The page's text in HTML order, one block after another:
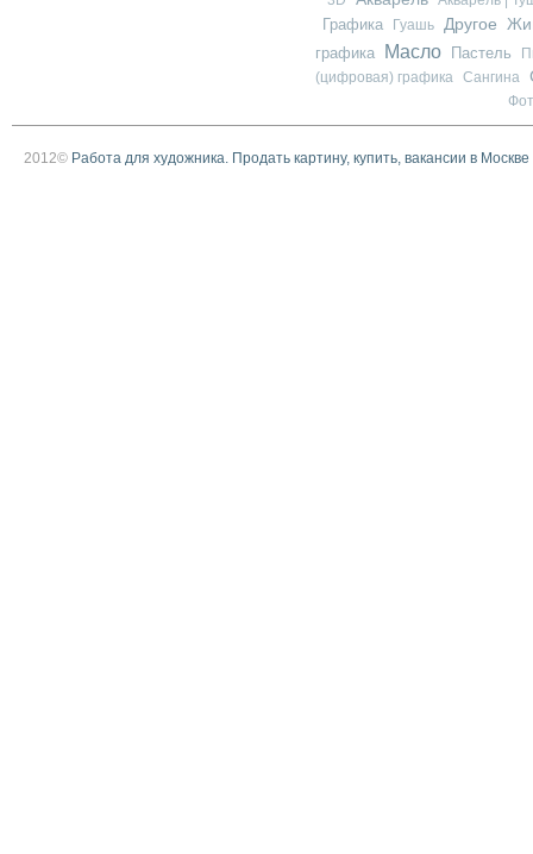
Графика Гуашь Другое
графика
Масло Пастель
(цифровая) графика
Сангина
2012© Работа для художника. Продать картину, купить, вакансии в Москве